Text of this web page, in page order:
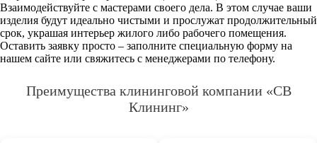
Взаимодействуйте с мастерами своего дела. В этом случае ваши
изделия будут идеально чистыми и прослужат продолжительный
срок, украшая интерьер жилого либо рабочего помещения.
Оставить заявку просто – заполните специальную форму на
нашем сайте или свяжитесь с менеджерами по телефону.
Преимущества клининговой компании «СВ
Клининг»